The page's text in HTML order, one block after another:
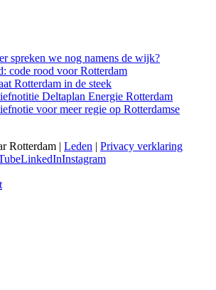
spreken we nog namens de wijk?
code rood voor Rotterdam
Rotterdam in de steek
Deltaplan Energie Rotterdam
voor meer regie op Rotterdamse
Rotterdam | Leden | Privacy verklaring
LinkedInInstagram